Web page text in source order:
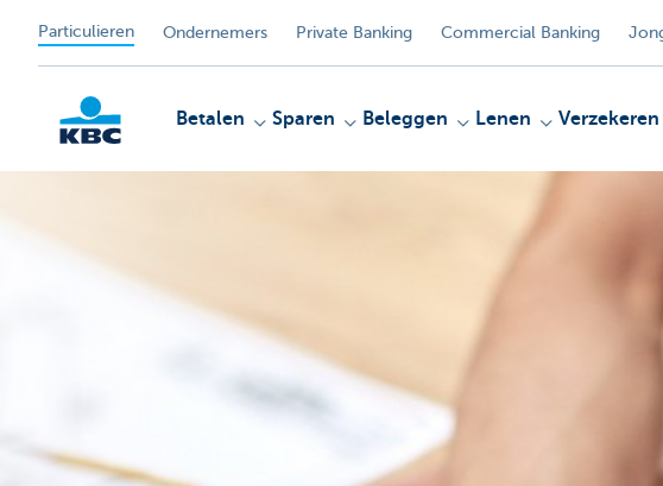
Particulieren Ondernemers Private Banking Commercial Banking
Betalen Sparen Beleggen Lenen Verzekeren